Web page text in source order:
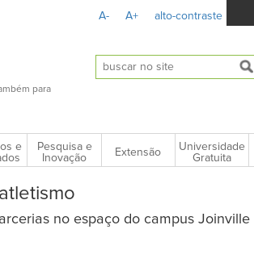
A- A+ alto-contraste
para
e
Pesquisa e
Inovação
Extensão
Universidade
Gratuita
no espaço do campus Joinville